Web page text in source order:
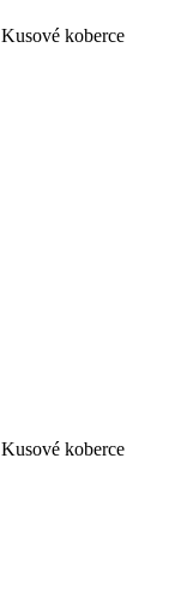
Kusové koberce
Kusové koberce